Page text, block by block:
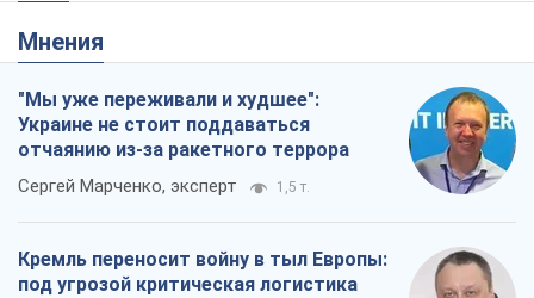
Мнения
"Мы уже переживали и худшее":
Украине не стоит поддаваться
отчаянию из-за ракетного террора
Сергей Марченко, эксперт 1,5 т.
Кремль переносит войну в тыл Европы:
под угрозой критическая логистика